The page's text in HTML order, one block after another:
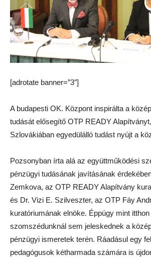
[adrotate banner=”3″]
A budapesti OK. Központ inspirálta a
tudását elősegítő OTP READY
Szlovákiában egyedülálló tudást nyújt a
Pozsonyban írta alá az együttműködési
pénzügyi tudásának javításának
Zemkova, az OTP READY Alapítvány
és Dr. Vizi E. Szilveszter, az OTP Fáy
kuratóriumának elnöke. Éppúgy mint
szomszédunknál sem jeleskednek a
pénzügyi ismeretek terén. Ráadásul egy
pedagógusok kétharmada számára is